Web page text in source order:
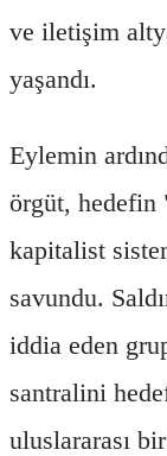
ve iletişim
yaşandı.
Eylemin
örgüt, hedefin
kapitalist
savundu.
iddia eden
santralini
uluslararası